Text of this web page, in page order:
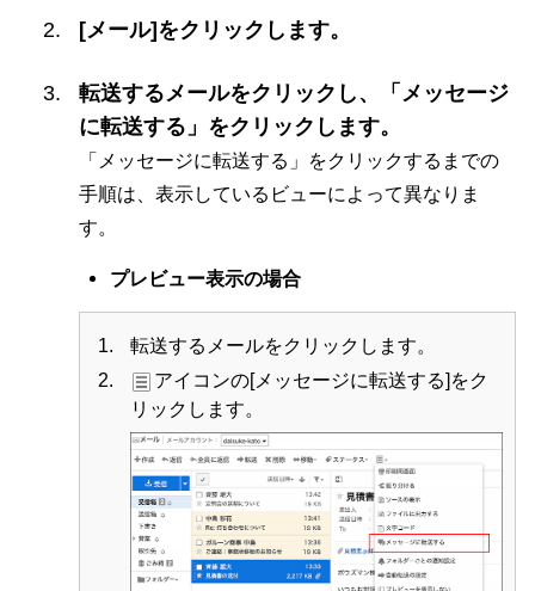
[メール]をクリックします。
転送するメールをクリックし、「メッセージ
に転送する」をクリックします。
「メッセージに転送する」をクリックするまでの
手順は、表示しているビューによって異なりま
す。
プレビュー表示の場合
転送するメールをクリックします。
アイコンの[メッセージに転送する]をク
リックします。